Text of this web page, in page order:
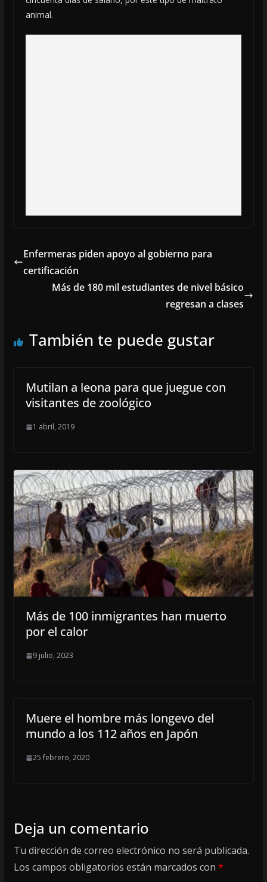
animal.
Enfermeras piden apoyo al gobierno para
certificación
Más de 180 mil estudiantes de nivel básico
regresan a clases
También te puede gustar
Mutilan a leona para que juegue con
visitantes de zoológico
1 abril, 2019
Más de 100 inmigrantes han muerto
por el calor
9 julio, 2023
Muere el hombre más longevo del
mundo a los 112 años en Japón
25 febrero, 2020
Deja un comentario
Tu dirección de correo electrónico no será publicada.
Los campos obligatorios están marcados con *